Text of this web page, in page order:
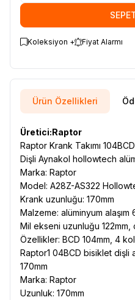
Koleksiyon + Fiyat Alarmı
Ürün Özellikleri
Üretici:Raptor
Raptor Krank Takımı
Dişli Aynakol hollowtech
Marka: Raptor
Model: A28Z-AS322
Krank uzunluğu: 170mm
Malzeme: alüminyum alaşım
Mil ekseni uzunluğu 122mm,
Özellikler: BCD 104mm, 4 kol
Raptor1 04BCD bisiklet dişli
170mm
Marka: Raptor
Uzunluk: 170mm